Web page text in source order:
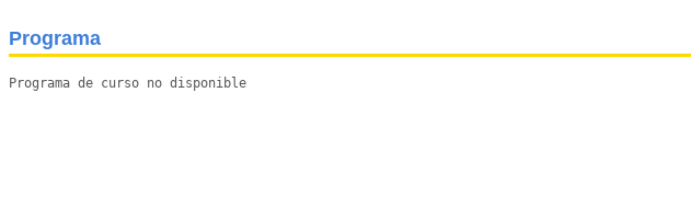
Programa
Programa de curso no disponible